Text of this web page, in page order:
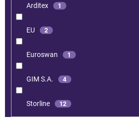
Arditex 1
EU 2
Euroswan 1
GIM S.A. 4
Storline 12